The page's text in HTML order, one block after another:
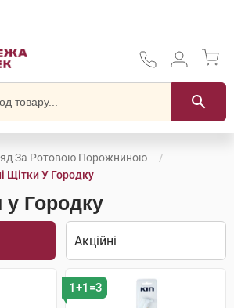
За Ротовою Порожниною
Щітки У Городку
у Городку
1+1=3